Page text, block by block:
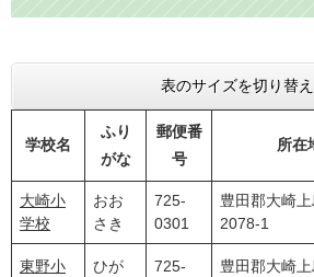
表のサイズを切り替
学校名
ふり
がな
郵便番
号
所在
大崎小
学校
おお
さき
725-
0301
豊田郡大崎
2078-1
東野小
ひが
725-
豊田郡大崎